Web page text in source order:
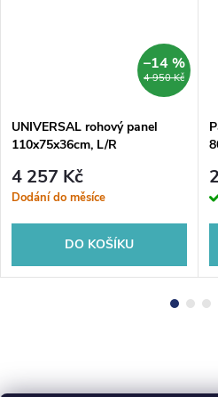
4 950 Kč
–14 %
UNIVERSAL rohový panel
110x75x36cm, L/R
4 257 Kč
Dodání do měsíce
DO KOŠÍKU